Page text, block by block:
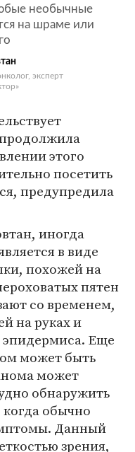
необычные
на шраме или
эксперт
этого
посетить
предупредила
иногда
в виде
похожей на
пятен
со временем,
на руках и
Еще
может быть
может
обнаружить
обычно
Данный
зрения,